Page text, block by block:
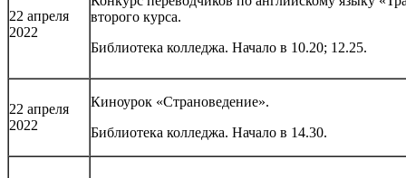
22 апреля
2022
второго курса.
Библиотека колледжа. Начало в 10.20; 12.25.
22 апреля
2022
Киноурок «Страноведение».
Библиотека колледжа. Начало в 14.30.